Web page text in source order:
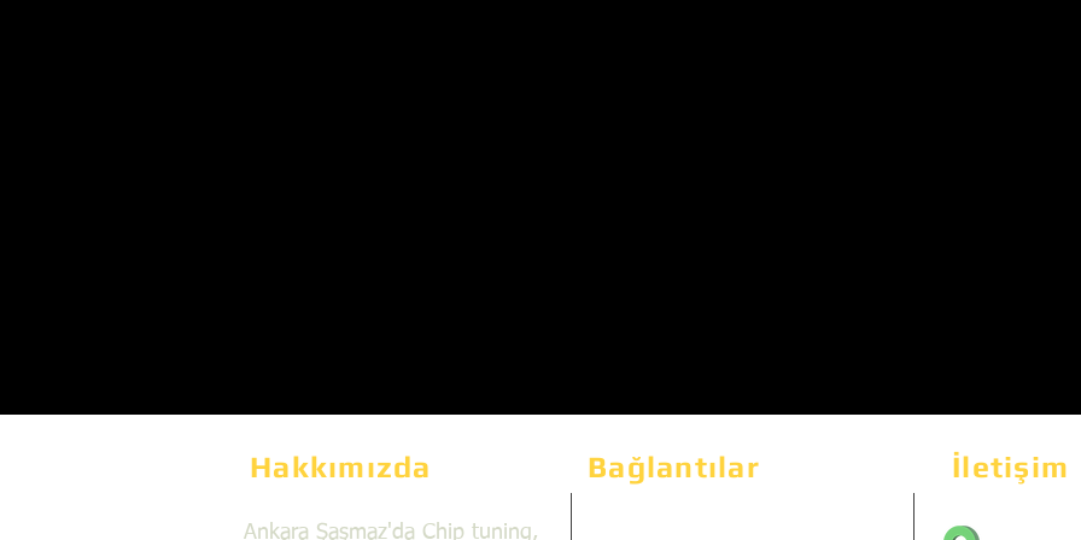
Hakkımızda Bağlantılar İletişim
Ankara Şaşmaz'da Chip tuning,